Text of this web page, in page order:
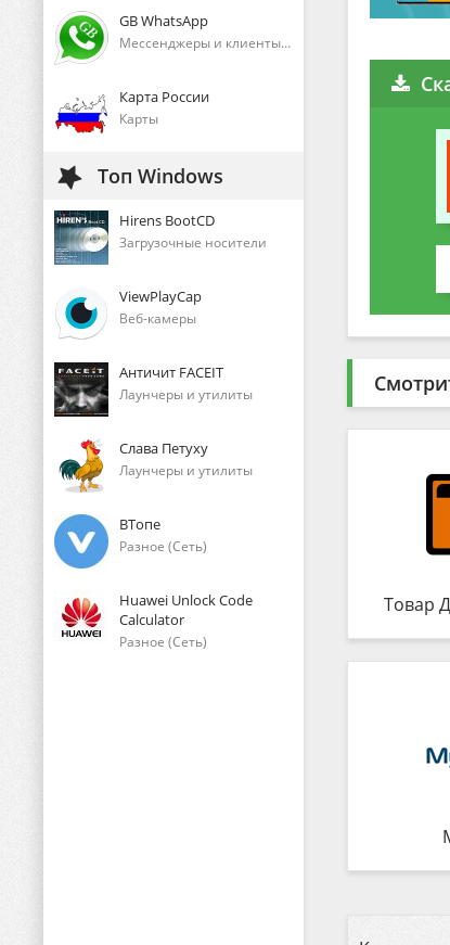
GB WhatsApp
Мессенджеры и клиенты голосового общения
Карта России
Карты
Топ Windows
Hirens BootCD
Загрузочные носители
ViewPlayCap
Веб-камеры
Античит FACEIT
Лаунчеры и утилиты
Слава Петуху
Лаунчеры и утилиты
ВТопе
Разное (Сеть)
Huawei Unlock Code
Calculator
Разное (Сеть)
Товар